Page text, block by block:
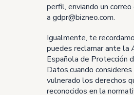
perfil, enviando un
a gdpr@bizneo.com.
Igualmente, te
puedes reclamar ante la
Española de Protección
Datos,cuando consideres
vulnerado los derechos
reconocidos en la